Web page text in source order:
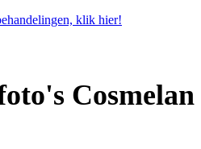
klik hier!
Cosmelan